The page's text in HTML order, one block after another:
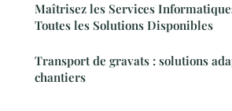
Maîtrisez les Services
Toutes les Solutions Disponibles
Transport de gravats : solutions
chantiers